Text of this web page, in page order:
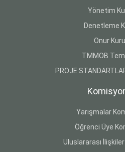
Yönetim
Denetleme
Onur
TMMOB
PROJE
Yarışmalar
Öğrenci Üye
Uluslararası